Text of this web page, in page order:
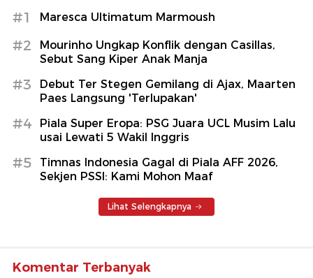
#1 Maresca Ultimatum Marmoush
#2
Mourinho Ungkap Konflik dengan Casillas,
Sebut Sang Kiper Anak Manja
#3
Debut Ter Stegen Gemilang di Ajax, Maarten
Paes Langsung 'Terlupakan'
#4
Piala Super Eropa: PSG Juara UCL Musim Lalu
usai Lewati 5 Wakil Inggris
#5
Timnas Indonesia Gagal di Piala AFF 2026,
Sekjen PSSI: Kami Mohon Maaf
Lihat Selengkapnya
Komentar Terbanyak